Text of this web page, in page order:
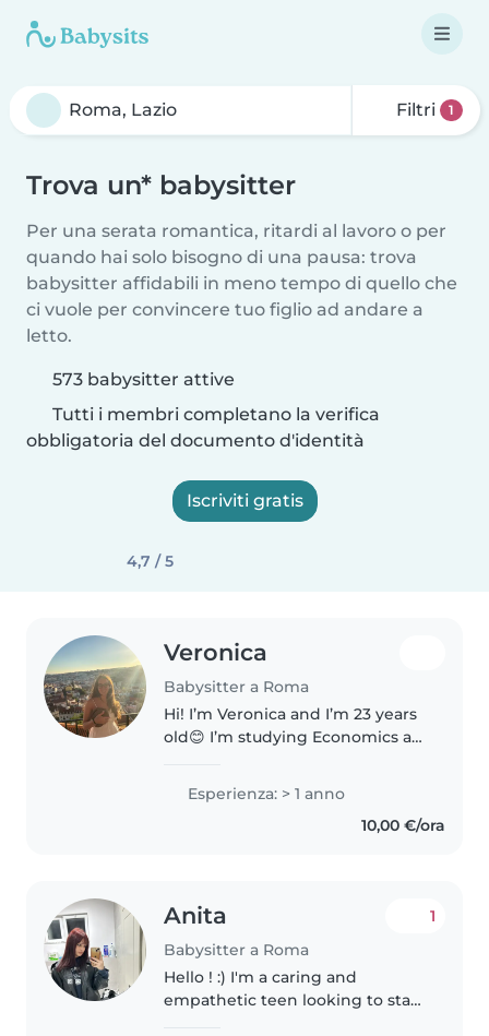
Filtri 1
Trova un* babysitter
Per una serata romantica, ritardi al lavoro o per
quando hai solo bisogno di una pausa: trova
babysitter affidabili in meno tempo di quello che
ci vuole per convincere tuo figlio ad andare a
letto.
573 babysitter attive
Tutti i membri completano la verifica
obbligatoria del documento d'identità
Iscriviti gratis
4,7 / 5
Veronica
Babysitter a Roma
Hi! I’m Veronica and I’m 23 years
old😊 I’m studying Economics at
children. I'm a cheerful, outgoing
girl who's always eager to get
Esperienza: > 1 anno
10,00 €/ora
Anita
Babysitter a Roma
1
Hello ! :) I'm a caring and
empathetic teen looking to start